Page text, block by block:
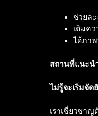
ช่วยล
เติมค
ได้ภาพ
สถานที่แนะน
ไม่รู้จะเริ่มจัด
เราเชี่ยวชา